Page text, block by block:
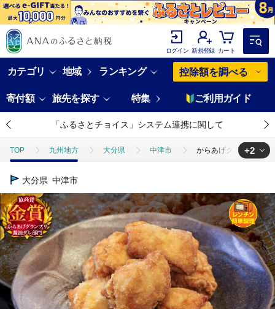
ログイン 新規登録 カート
カテゴリ 地域 ランキング 控除額を調べる
寄付額 旅先を探す 特集 ご利用ガイド
「ふるさとチョイス」システム連携に関して
TOP 九州地方 大分県 中津市 からあげグランプリ金
TOP
TOP 加工食品 惣菜・レトルト から揚げ からあげグ
+2
大分県 中津市